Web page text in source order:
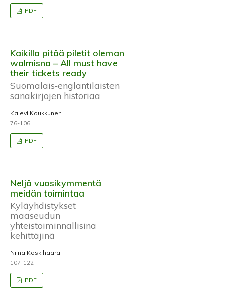
PDF
Kaikilla pitää piletit oleman
walmisna – All must have
their tickets ready
Suomalais‐englantilaisten
sanakirjojen historiaa
Kalevi Koukkunen
76-106
PDF
Neljä vuosikymmentä
meidän toimintaa
Kyläyhdistykset
maaseudun
yhteistoiminnallisina
kehittäjinä
Niina Koskihaara
107-122
PDF